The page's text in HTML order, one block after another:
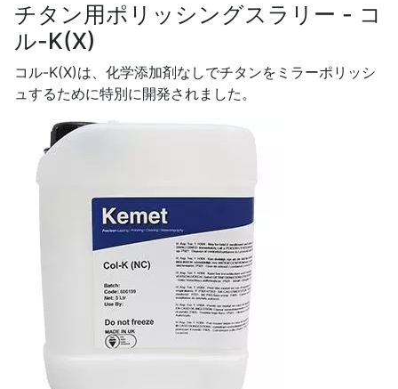
チタン用ポリッシングスラリー - コ
ル-K(X)
コル-K(X)は、化学添加剤なしでチタンをミラーポリッシ
ュするために特別に開発されました。